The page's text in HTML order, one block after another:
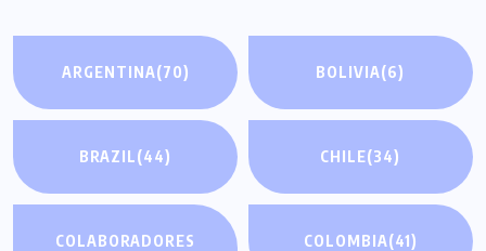
ARGENTINA(70) BOLIVIA(6)
BRAZIL(44) CHILE(34)
COLABORADORES
COLOMBIA(41)